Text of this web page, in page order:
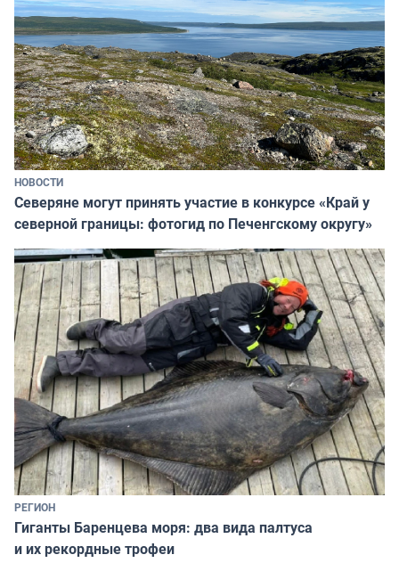
НОВОСТИ
Северяне могут принять участие в конкурсе «Край у
северной границы: фотогид по Печенгскому округу»
РЕГИОН
Гиганты Баренцева моря: два вида палтуса
и их рекордные трофеи